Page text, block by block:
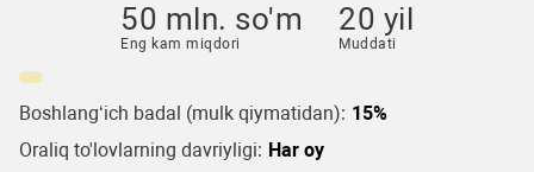
50 mln. so'm
Eng kam miqdori
20 yil
Muddati
Boshlang‘ich badal (mulk qiymatidan): 15%
Oraliq to'lovlarning davriyligi: Har oy